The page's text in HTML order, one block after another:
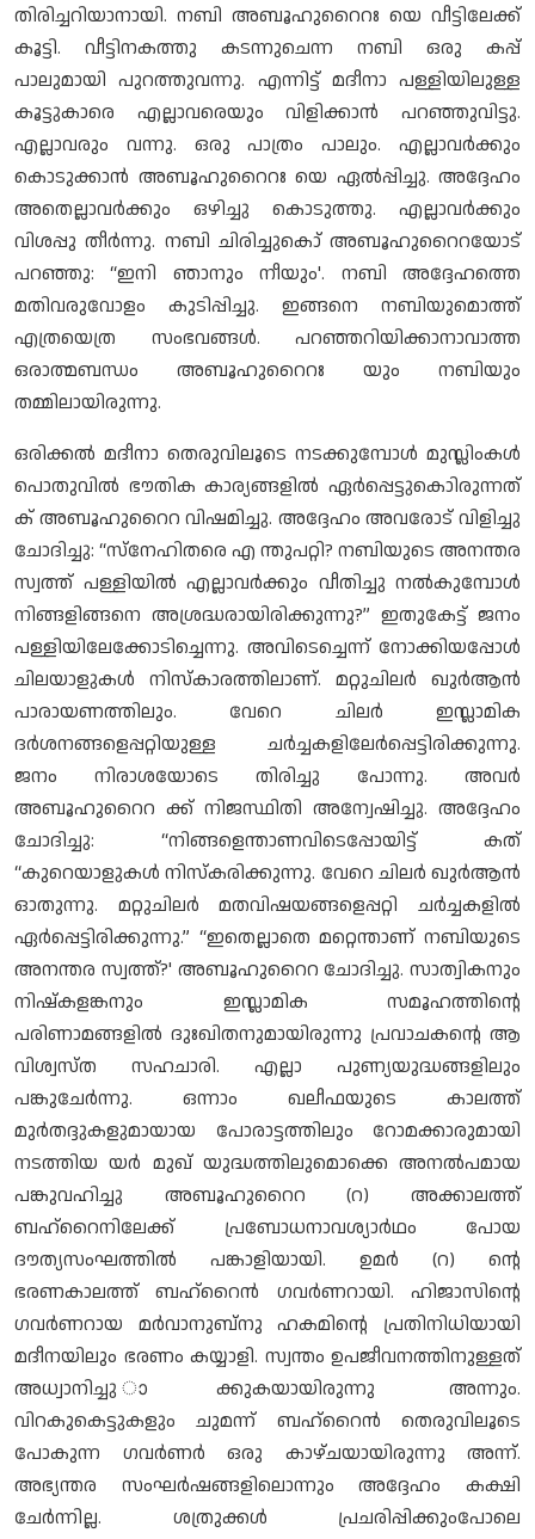
തിരിച്ചറിയാനായി. നബി അബൂഹുറൈറഃ യെ വീട്ടിലേക്ക്
കൂട്ടി. വീട്ടിനകത്തു കടന്നുചെന്ന നബി ഒരു കപ്പ്
പാലുമായി പുറത്തുവന്നു. എന്നിട്ട് മദീനാ പള്ളിയിലുള്ള
കൂട്ടുകാരെ എല്ലാവരെയും വിളിക്കാൻ പറഞ്ഞുവിട്ടു.
എല്ലാവരും വന്നു. ഒരു പാത്രം പാലും. എല്ലാവർക്കും
കൊടുക്കാൻ അബൂഹുറൈറഃ യെ ഏൽപ്പിച്ചു. അദ്ദേഹം
അതെല്ലാവർക്കും ഒഴിച്ചു കൊടുത്തു. എല്ലാവർക്കും
വിശപ്പു തീർന്നു. നബി ചിരിച്ചുകൊ് അബൂഹുറൈറയോട്
പറഞ്ഞു: “ഇനി ഞാനും നീയും'. നബി അദ്ദേഹത്തെ
മതിവരുവോളം കുടിപ്പിച്ചു. ഇങ്ങനെ നബിയുമൊത്ത്
എത്രയെത്ര സംഭവങ്ങൾ. പറഞ്ഞറിയിക്കാനാവാത്ത
ഒരാത്മബന്ധം അബൂഹുറൈറഃ യും നബിയും
തമ്മിലായിരുന്നു.
ഒരിക്കൽ മദീനാ തെരുവിലൂടെ നടക്കുമ്പോൾ മുസ്ലിംകൾ
പൊതുവിൽ ഭൗതിക കാര്യങ്ങളിൽ ഏർപ്പെട്ടുകൊിരുന്നത്
ക് അബൂഹുറൈറ വിഷമിച്ചു. അദ്ദേഹം അവരോട് വിളിച്ചു
ചോദിച്ചു: “സ്നേഹിതരെ എ ന്തുപറ്റി? നബിയുടെ അനന്തര
സ്വത്ത് പള്ളിയിൽ എല്ലാവർക്കും വീതിച്ചു നൽകുമ്പോൾ
നിങ്ങളിങ്ങനെ അശ്രദ്ധരായിരിക്കുന്നു?” ഇതുകേട്ട് ജനം
പള്ളിയിലേക്കോടിച്ചെന്നു. അവിടെച്ചെന്ന് നോക്കിയപ്പോൾ
ചിലയാളുകൾ നിസ്കാരത്തിലാണ്. മറ്റുചിലർ ഖുർആൻ
പാരായണത്തിലും. വേറെ ചിലർ ഇസ്ലാമിക
ദർശനങ്ങളെപ്പറ്റിയുള്ള ചർച്ചകളിലേർപ്പെട്ടിരിക്കുന്നു.
ജനം നിരാശയോടെ തിരിച്ചു പോന്നു. അവർ
അബൂഹുറൈറ ക്ക് നിജസ്ഥിതി അന്വേഷിച്ചു. അദ്ദേഹം
ചോദിച്ചു: “നിങ്ങളെന്താണവിടെപ്പോയിട്ട് കത്
“കുറെയാളുകൾ നിസ്കരിക്കുന്നു. വേറെ ചിലർ ഖുർആൻ
ഓതുന്നു. മറ്റുചിലർ മതവിഷയങ്ങളെപ്പറ്റി ചർച്ചകളിൽ
ഏർപ്പെട്ടിരിക്കുന്നു.” “ഇതെല്ലാതെ മറ്റെന്താണ് നബിയുടെ
അനന്തര സ്വത്ത്?' അബൂഹുറൈറ ചോദിച്ചു. സാത്വികനും
നിഷ്കളങ്കനും ഇസ്ലാമിക സമൂഹത്തിന്റെ
പരിണാമങ്ങളിൽ ദുഃഖിതനുമായിരുന്നു പ്രവാചകന്റെ ആ
വിശ്വസ്ത സഹചാരി. എല്ലാ പുണ്യയുദ്ധങ്ങളിലും
പങ്കുചേർന്നു. ഒന്നാം ഖലീഫയുടെ കാലത്ത്
മുർതദ്ദുകളുമായായ പോരാട്ടത്തിലും റോമക്കാരുമായി
നടത്തിയ യർ മുഖ് യുദ്ധത്തിലുമൊക്കെ അനൽപമായ
പങ്കുവഹിച്ചു അബൂഹുറൈറ (റ) അക്കാലത്ത്
ബഹ്റൈനിലേക്ക് പ്രബോധനാവശ്യാർഥം പോയ
ദൗത്യസംഘത്തിൽ പങ്കാളിയായി. ഉമർ (റ) ന്റെ
ഭരണകാലത്ത് ബഹ്റൈൻ ഗവർണറായി. ഹിജാസിന്റെ
ഗവർണറായ മർവാനുബ്നു ഹകമിന്റെ പ്രതിനിധിയായി
മദീനയിലും ഭരണം കയ്യാളി. സ്വന്തം ഉപജീവനത്തിനുള്ളത്
അധ്വാനിച്ചു ാക്കുകയായിരുന്നു അന്നും.
വിറകുകെട്ടുകളും ചുമന്ന് ബഹ്റൈൻ തെരുവിലൂടെ
പോകുന്ന ഗവർണർ ഒരു കാഴ്ചയായിരുന്നു അന്ന്.
അഭ്യന്തര സംഘർഷങ്ങളിലൊന്നും അദ്ദേഹം കക്ഷി
ചേർന്നില്ല. ശത്രുക്കൾ പ്രചരിപ്പിക്കുംപോലെ